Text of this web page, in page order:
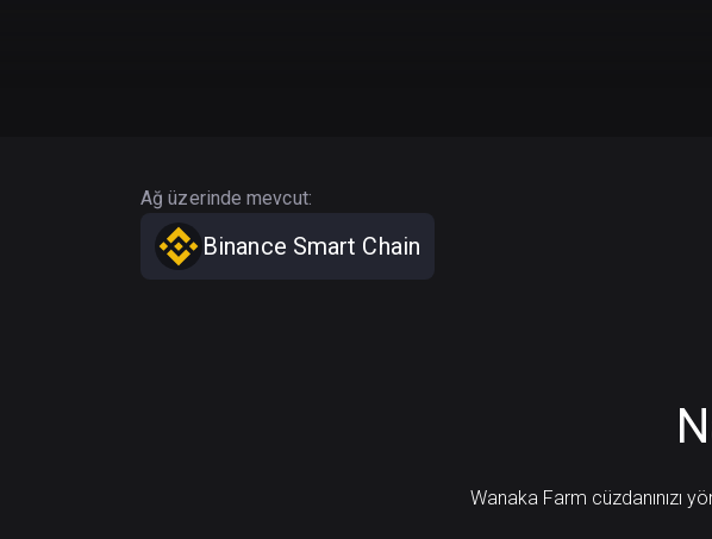
Ağ üzerinde mevcut:
Binance Smart Chain
Wanaka Farm cüzdanınızı